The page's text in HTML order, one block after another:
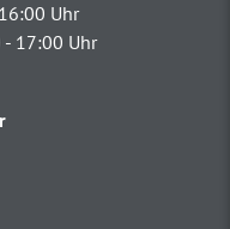
Uhr
- 17:00 Uhr